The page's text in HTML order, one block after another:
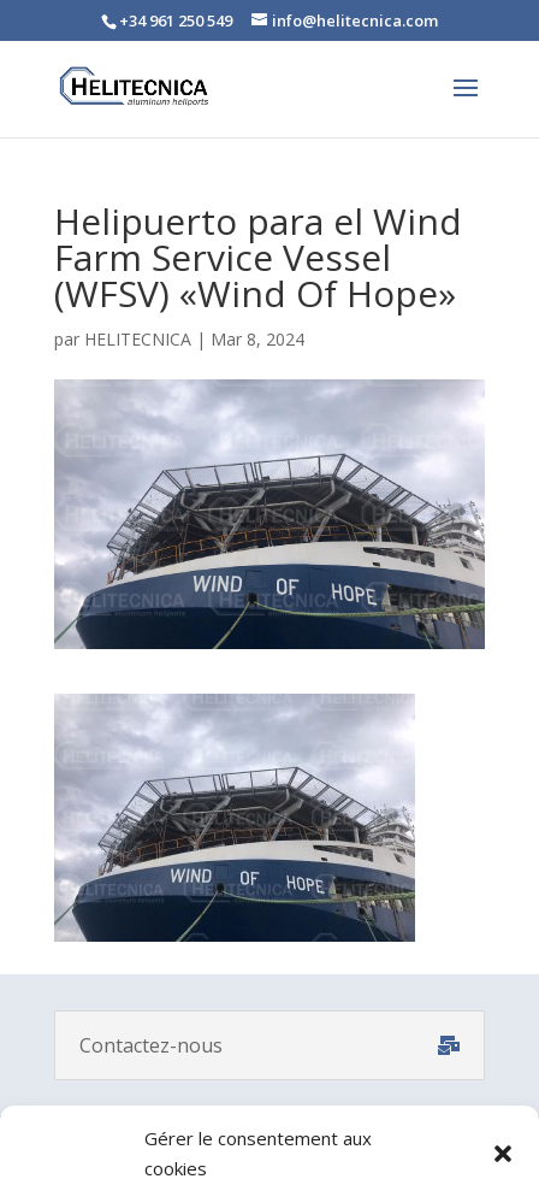
Gérer le consentement aux
cookies
+34 961 250 549 info@helitecnica.com
Helipuerto para el Wind
Farm Service Vessel
(WFSV) «Wind Of Hope»
par HELITECNICA| Mar 8, 2024
Contactez-nous